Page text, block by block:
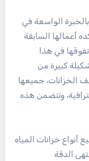
الواسعة في
أعمالها السابقة
في هذا
كبيرة من
الخزانات، جميعها
وتتضمن هذه
أنواع خزانات المياه
الدقة